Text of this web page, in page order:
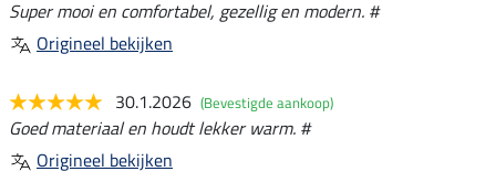
Super mooi en comfortabel, gezellig en modern. #
Origineel bekijken
30.1.2026 (Bevestigde aankoop)
Goed materiaal en houdt lekker warm. #
Origineel bekijken